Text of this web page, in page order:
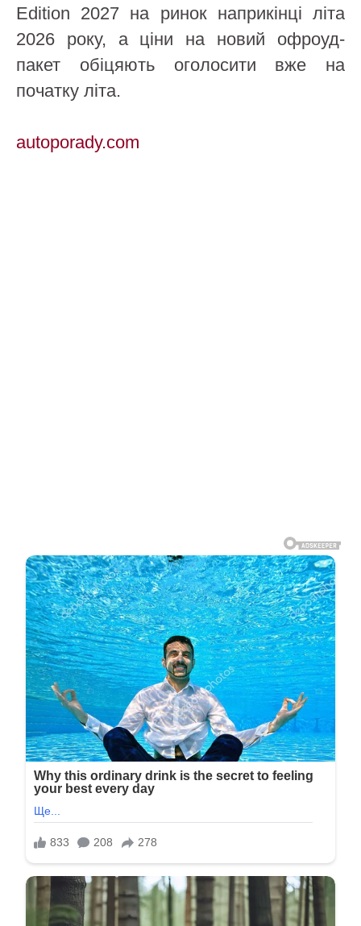
Edition 2027 на ринок наприкінці літа
2026 року, а ціни на новий офроуд-
пакет обіцяють оголосити вже на
початку літа.
autoporady.com